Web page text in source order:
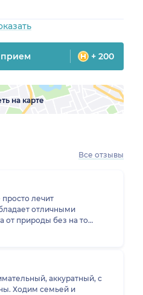
прием + 200
на карте
Все отзывы
лечит
отличными
от природы без на то
Детально описывает
Индивидуальный подход к
хочется возвращаться.
аккуратный, с
Ходим семьей и